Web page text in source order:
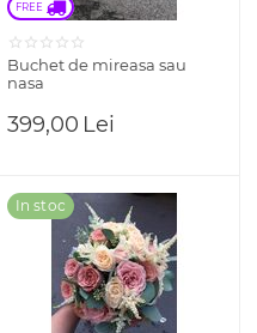
FREE
Buchet de mireasa sau
nasa
399,00 Lei
In stoc